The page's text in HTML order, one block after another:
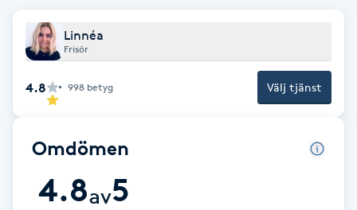
Dermapen
Diamantslipning
E
Enzympeeling
Extensions
Linnéa
Frisör
4.8 998 betyg Välj tjänst
Omdömen
4.8av5